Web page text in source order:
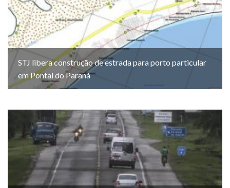
STJ libera construção de estrada para porto particular
em Pontal do Paraná